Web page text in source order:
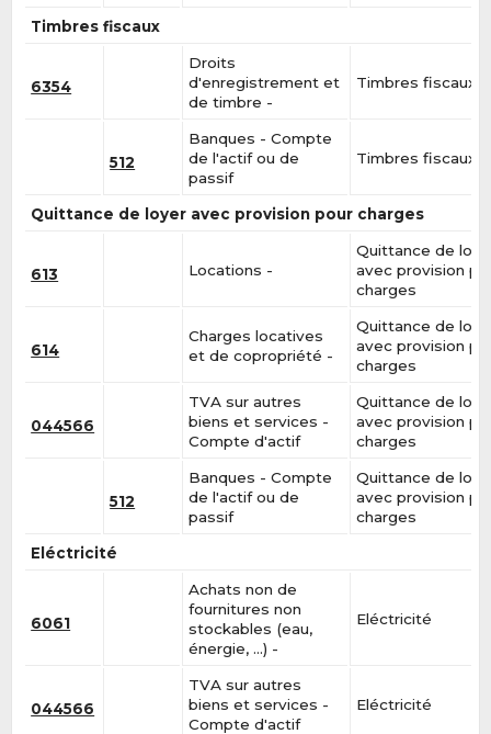
Timbres fiscaux
6354
Droits
d'enregistrement et
de timbre -
Timbres fiscaux
512
Banques - Compte
de l'actif ou de
passif
Timbres fiscaux
Quittance de loyer avec provision pour charges
613 Locations -
Quittance de
avec provision
charges
614
Charges locatives
et de copropriété -
Quittance de
avec provision
charges
044566
TVA sur autres
biens et services -
Compte d'actif
Quittance de
avec provision
charges
512
Banques - Compte
de l'actif ou de
passif
Quittance de
avec provision
charges
Eléctricité
6061
Achats non de
fournitures non
stockables (eau,
énergie, …) -
Eléctricité
044566
TVA sur autres
biens et services -
Compte d'actif
Eléctricité